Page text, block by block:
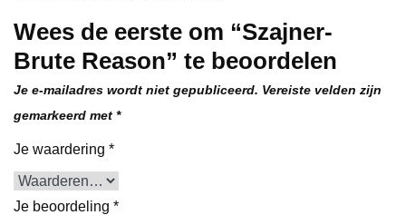
Wees de eerste om “Szajner-
Brute Reason” te beoordelen
Je e-mailadres wordt niet gepubliceerd. Vereiste velden zijn
gemarkeerd met *
Je waardering *
Je beoordeling *